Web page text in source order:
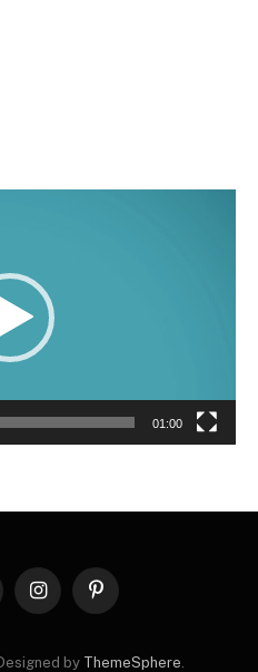
01:00
InstagramPinterest
by ThemeSphere.